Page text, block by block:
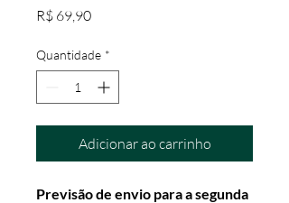
R$ 69,90Preço
Quantidade *
Adicionar ao carrinho
Previsão de envio para a segunda